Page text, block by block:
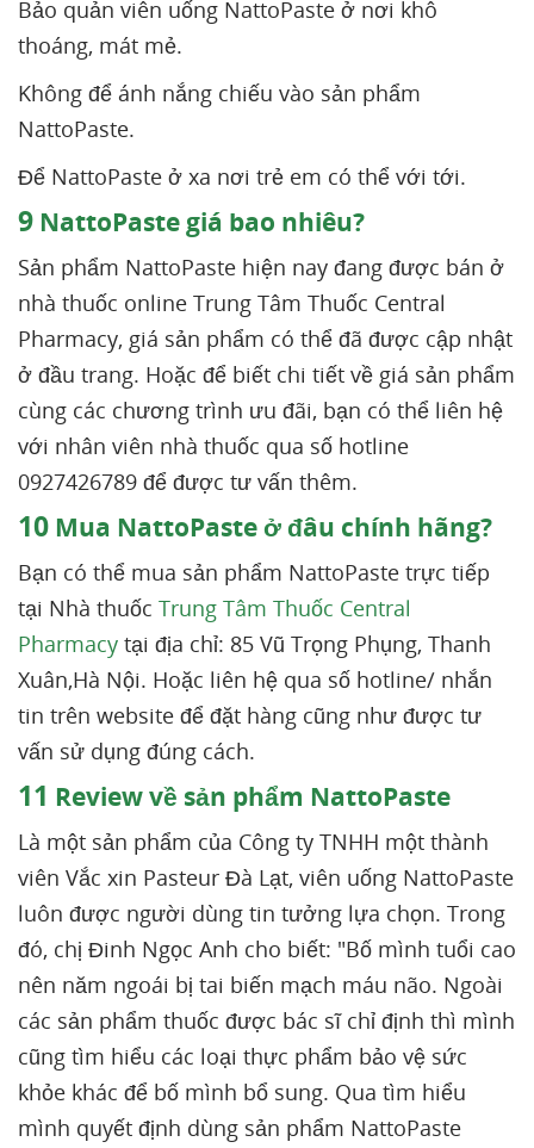
Bảo quản viên uống NattoPaste ở nơi khô
thoáng, mát mẻ.
Không để ánh nắng chiếu vào sản phẩm
NattoPaste.
Để NattoPaste ở xa nơi trẻ em có thể với tới.
9 NattoPaste giá bao nhiêu?
Sản phẩm NattoPaste hiện nay đang được bán ở
nhà thuốc online Trung Tâm Thuốc Central
Pharmacy, giá sản phẩm có thể đã được cập nhật
ở đầu trang. Hoặc để biết chi tiết về giá sản phẩm
cùng các chương trình ưu đãi, bạn có thể liên hệ
với nhân viên nhà thuốc qua số hotline
0927426789 để được tư vấn thêm.
10 Mua NattoPaste ở đâu chính hãng?
Bạn có thể mua sản phẩm NattoPaste trực tiếp
tại Nhà thuốc Trung Tâm Thuốc Central
Pharmacy tại địa chỉ: 85 Vũ Trọng Phụng, Thanh
Xuân,Hà Nội. Hoặc liên hệ qua số hotline/ nhắn
tin trên website để đặt hàng cũng như được tư
vấn sử dụng đúng cách.
11 Review về sản phẩm NattoPaste
Là một sản phẩm của Công ty TNHH một thành
viên Vắc xin Pasteur Đà Lạt, viên uống NattoPaste
luôn được người dùng tin tưởng lựa chọn. Trong
đó, chị Đinh Ngọc Anh cho biết: "Bố mình tuổi cao
nên năm ngoái bị tai biến mạch máu não. Ngoài
các sản phẩm thuốc được bác sĩ chỉ định thì mình
cũng tìm hiểu các loại thực phẩm bảo vệ sức
khỏe khác để bố mình bổ sung. Qua tìm hiểu
mình quyết định dùng sản phẩm NattoPaste